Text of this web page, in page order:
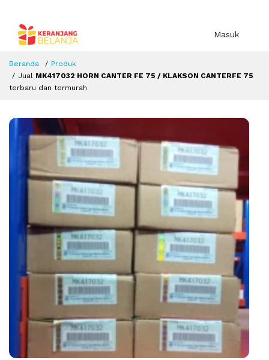
Masuk
Beranda
Produk
Jual MK417032 HORN CANTER FE 75 / KLAKSON CANTERFE 75
terbaru dan termurah